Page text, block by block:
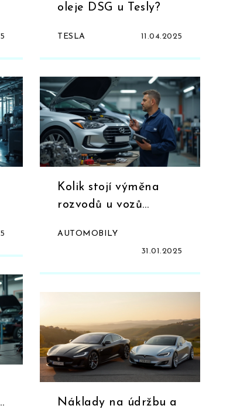
oleje DSG u Tesly?
TESLA 11.04.2025
Kolik stojí výměna
rozvodů u vozů
AUTOMOBILY
31.01.2025
Náklady na údržbu a